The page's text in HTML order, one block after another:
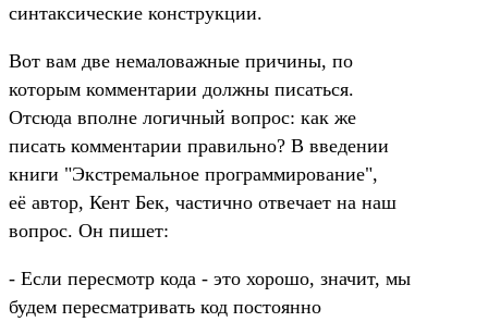
синтаксические конструкции.
Вот вам две немаловажные причины, по
которым комментарии должны писаться.
Отсюда вполне логичный вопрос: как же
писать комментарии правильно? В введении
книги "Экстремальное программирование",
её автор, Кент Бек, частично отвечает на наш
вопрос. Он пишет:
- Если пересмотр кода - это хорошо, значит, мы
будем пересматривать код постоянно